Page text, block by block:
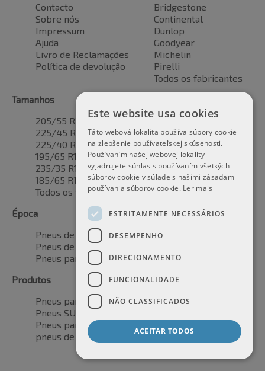
Contacto
Sobre nós
Impressum
Ajuda
Livro de Reclamações
Política de devolução
Bridgestone
Continental
Dunlop
Goodyear
Michelin
Pirelli
Todos os fabricantes
Tamanhos
205/55 R16
225/45 R17
225/40 R18
195/65 R15
235/35 R19
185/65 R15
Todos os tamanhos de pneus
Época
Pneus de verão
Pneus de inverno
Pneus para todas as estações
Produtos
Pneus para automóveis
Pneus SUV / 4x4
Pneus para veículos de transporte
pneus de motocicleta
Este website usa cookies
Táto webová lokalita používa súbory cookie
na zlepšenie používateľskej skúsenosti.
Používaním našej webovej lokality
vyjadrujete súhlas s používaním všetkých
súborov cookie v súlade s našimi zásadami
používania súborov cookie. Ler mais
ESTRITAMENTE NECESSÁRIOS
DESEMPENHO
DIRECIONAMENTO
FUNCIONALIDADE
NÃO CLASSIFICADOS
ACEITAR TODOS